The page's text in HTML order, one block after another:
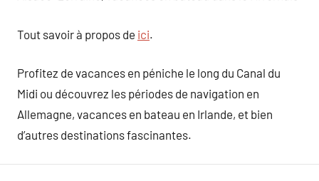
Tout savoir à propos de ici.
Profitez de vacances en péniche le long du Canal du
Midi ou découvrez les périodes de navigation en
Allemagne, vacances en bateau en Irlande, et bien
d’autres destinations fascinantes.